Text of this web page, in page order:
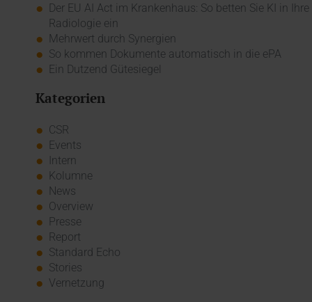
Der EU AI Act im Krankenhaus: So betten Sie KI in Ihre
Radiologie ein
Mehrwert durch Synergien
So kommen Dokumente automatisch in die ePA
Ein Dutzend Gütesiegel
Kategorien
CSR
Events
Intern
Kolumne
News
Overview
Presse
Report
Standard Echo
Stories
Vernetzung